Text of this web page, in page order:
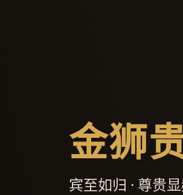
金狮
宾至如归 · 尊贵